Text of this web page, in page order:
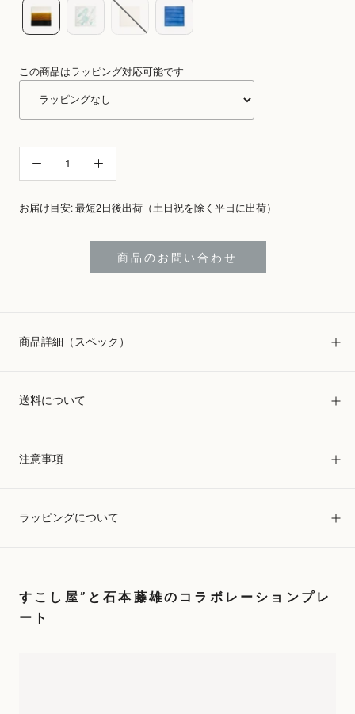
この商品はラッピング対応可能です
お届け目安: 最短2日後出荷（土日祝を除く平日に出荷）
商品のお問い合わせ
商品詳細（スペック）
送料について
注意事項
ラッピングについて
すこし屋”と石本藤雄のコラボレーションプレ
ート